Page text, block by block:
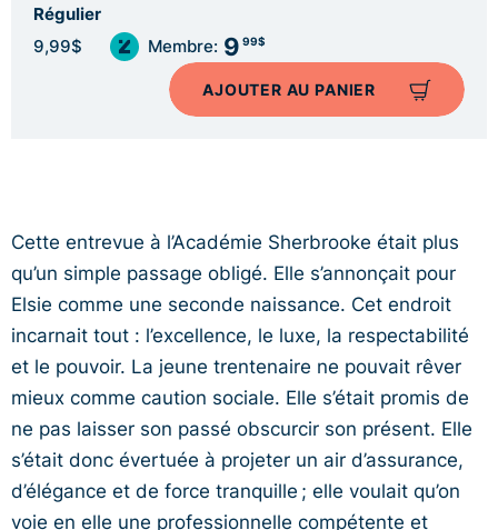
Régulier
9,99$ Membre: 9 99$
AJOUTER AU PANIER
Cette entrevue à l’Académie Sherbrooke était plus
qu’un simple passage obligé. Elle s’annonçait pour
Elsie comme une seconde naissance. Cet endroit
incarnait tout : l’excellence, le luxe, la respectabilité
et le pouvoir. La jeune trentenaire ne pouvait rêver
mieux comme caution sociale. Elle s’était promis de
ne pas laisser son passé obscurcir son présent. Elle
s’était donc évertuée à projeter un air d’assurance,
d’élégance et de force tranquille ; elle voulait qu’on
voie en elle une professionnelle compétente et